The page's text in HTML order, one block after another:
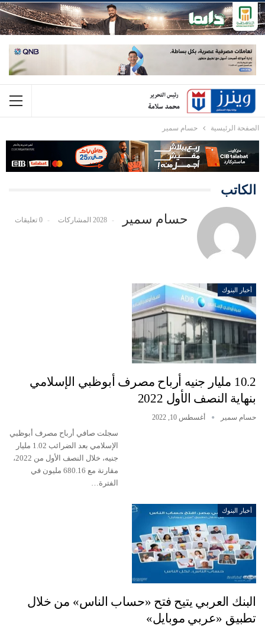
الصفحة الرئيسية حسام سمير
الكاتب
حسام سمير
2028 المشاركات 0 تعليقات
أخبار البنوك
10.2 مليار جنيه أرباح مصرف أبوظبي الإسلامي
بنهاية النصف الأول 2022
حسام سمير أغسطس 10, 2022
سجلت صافي أرباح مصرف أبوظبي
الإسلامي بعد الضرائب 1.02 مليار
جنيه، خلال النصف الأول من 2022،
مقارنة مع 680.16 مليون في
الفترة…
أخبار البنوك
البنك العربي يتيح فتح «حساب الناس» من خلال
تطبيق «عربي موبايل»